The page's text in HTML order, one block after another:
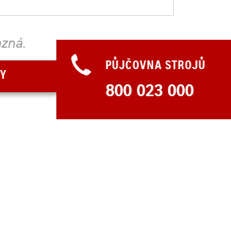
PŮJČOVNA STROJŮ
800 023 000